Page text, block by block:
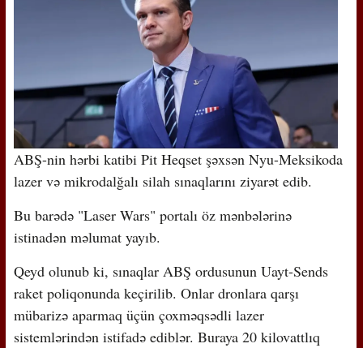
ABŞ-nin hərbi katibi Pit Heqset şəxsən Nyu-Meksikoda
lazer və mikrodalğalı silah sınaqlarını ziyarət edib.
Bu barədə "Laser Wars" portalı öz mənbələrinə
istinadən məlumat yayıb.
Qeyd olunub ki, sınaqlar ABŞ ordusunun Uayt-Sends
raket poliqonunda keçirilib. Onlar dronlara qarşı
mübarizə aparmaq üçün çoxməqsədli lazer
sistemlərindən istifadə ediblər. Buraya 20 kilovattlıq